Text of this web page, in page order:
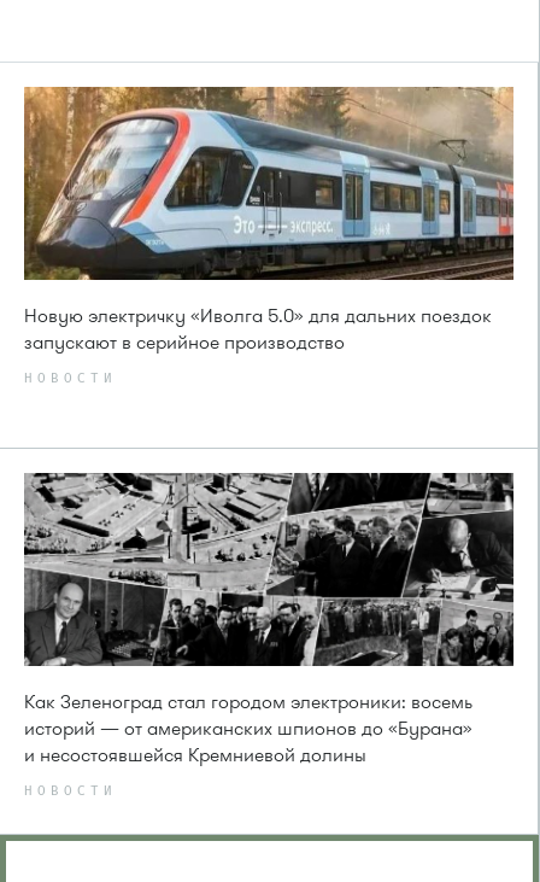
Новую электричку «Иволга 5.0» для дальних поездок
запускают в серийное производство
НОВОСТИ
Как Зеленоград стал городом электроники: восемь
историй — от американских шпионов до «Бурана»
и несостоявшейся Кремниевой долины
НОВОСТИ